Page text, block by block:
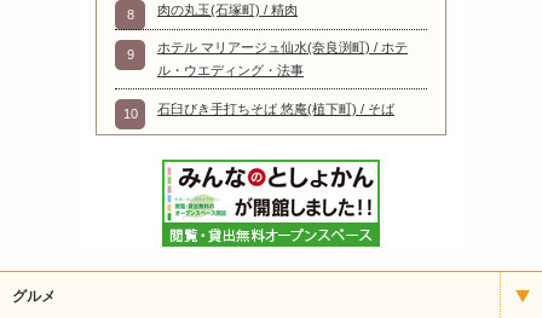
8 肉の丸玉(石塚町) / 精肉
9
ホテル マリアージュ仙水(奈良渕町) / ホテ
ル・ウエディング・法事
10 石臼びき手打ちそば 悠庵(植下町) / そば
グルメ